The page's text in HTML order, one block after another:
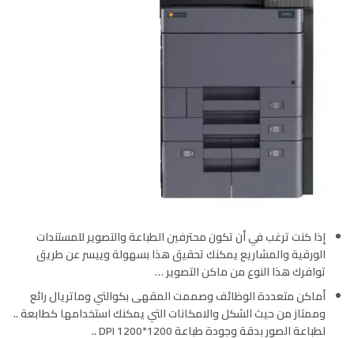
إذا كنت ترغب في أن تكون محترفين الطباعة والتصوير للمستندات
الورقية والمشاريع يمكنك تحقيق هذا بسهولة وييسر عن طريق
توافرك هذا النوع من ماكن التصوير …
أماكن متعددة الوظائف وصممت المقهى بكوالتي وماتريال رائع
وممتاز من حيث الشكل والامكانات التي يمكنك استخدامها كطابعة ..
لطباعة الصور بدقة وجودة طباعة 1200*1200 DPI ..